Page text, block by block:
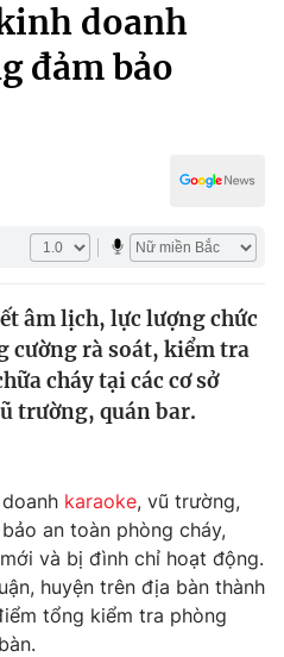
doanh
đảm bảo
âm lịch, lực lượng chức
cường rà soát, kiểm tra
cháy tại các cơ sở
trường, quán bar.
karaoke, vũ trường,
an toàn phòng cháy,
và bị đình chỉ hoạt động.
huyện trên địa bàn thành
tổng kiểm tra phòng